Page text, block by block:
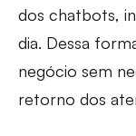
dos chatbots,
dia. Dessa
negócio sem
retorno dos